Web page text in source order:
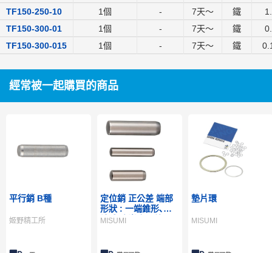
TF150-250-10
1個 - 7天～ 鐵
TF150-300-01
1個 - 7天～ 鐵
TF150-300-015
1個 - 7天～ 鐵
經常被一起購買的商品
平行銷 B種
姬野精工所
定位銷 正公差 端部
形狀 : 一端錐形､一
端球型 嵌合公差 :
MISUMI
墊片環
MISUMI